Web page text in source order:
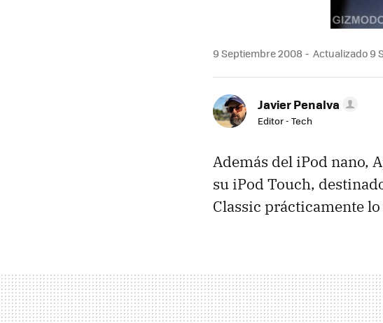
9 Septiembre 2008 Actualizado 9
Javier Penalva
Editor - Tech
Además del iPod nano,
su iPod Touch,
Classic prácticamente